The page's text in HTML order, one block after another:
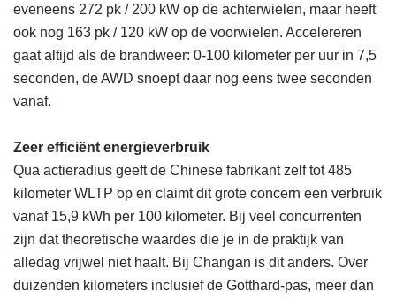
eveneens 272 pk / 200 kW op de achterwielen, maar heeft
ook nog 163 pk / 120 kW op de voorwielen. Accelereren
gaat altijd als de brandweer: 0-100 kilometer per uur in 7,5
seconden, de AWD snoept daar nog eens twee seconden
vanaf.
Zeer efficiënt energieverbruik
Qua actieradius geeft de Chinese fabrikant zelf tot 485
kilometer WLTP op en claimt dit grote concern een verbruik
vanaf 15,9 kWh per 100 kilometer. Bij veel concurrenten
zijn dat theoretische waardes die je in de praktijk van
alledag vrijwel niet haalt. Bij Changan is dit anders. Over
duizenden kilometers inclusief de Gotthard-pas, meer dan